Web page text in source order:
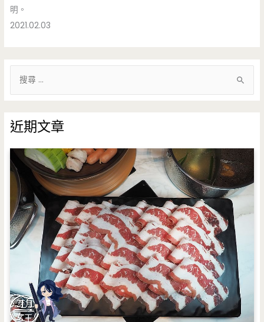
明。
2021.02.03
鍵
字
:
近期文章